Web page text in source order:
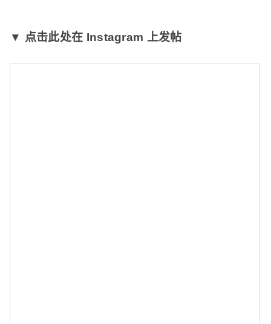
▼ 点击此处在 Instagram 上发帖